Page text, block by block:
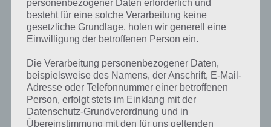
und die Lösung unter umständen halt niemals findest kannst. In
Survivor Zombie Outbreak musts du – wie der Name schon sagt –
den Zombies entkommen, welche dir auf den Weg hinaus natürlich
das ein oder andere Mal auch über den Weg laufen.
Löse spannende Rätsel, finde seltene Objekte und kombiniere diese
um am Ende vor den Zombies flüchten zu können. Solltest du es
jedoch nicht schaffen, haben wir hier natürlich die Lösung für dich
parat.
personenbezogener Daten erforderlich und
besteht für eine solche Verarbeitung keine
gesetzliche Grundlage, holen wir generell eine
Einwilligung der betroffenen Person ein.
Die Verarbeitung personenbezogener Daten,
beispielsweise des Namens, der Anschrift, E-Mail-
Adresse oder Telefonnummer einer betroffenen
Person, erfolgt stets im Einklang mit der
Datenschutz-Grundverordnung und in
Übereinstimmung mit den für uns geltenden